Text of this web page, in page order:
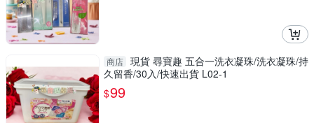
商店 現貨 尋寶趣 五合一洗衣凝珠/洗衣凝珠/持
久留香/30入/快速出貨 L02-1
$99